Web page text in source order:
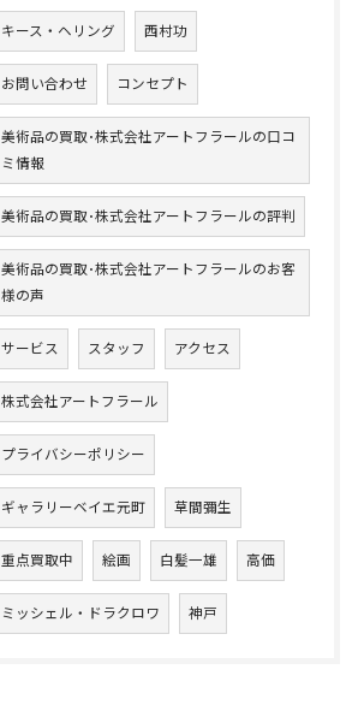
キース・ヘリング 西村功
お問い合わせ コンセプト
美術品の買取･株式会社アートフラールの口コ
ミ情報
美術品の買取･株式会社アートフラールの評判
美術品の買取･株式会社アートフラールのお客
様の声
サービス スタッフ アクセス
株式会社アートフラール
プライバシーポリシー
ギャラリーベイエ元町 草間彌生
重点買取中 絵画 白髪一雄 高価
ミッシェル・ドラクロワ 神戸